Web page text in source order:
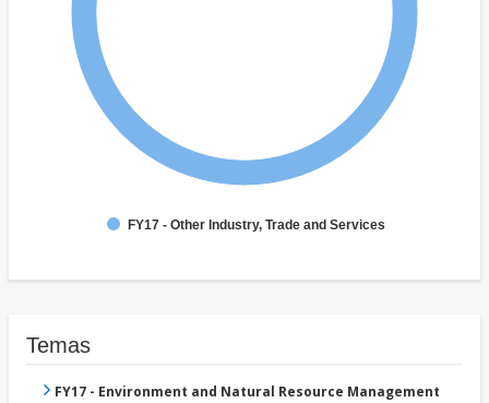
FY17 - Other Industry, Trade and Services
Temas
FY17 - Environment and Natural Resource Management